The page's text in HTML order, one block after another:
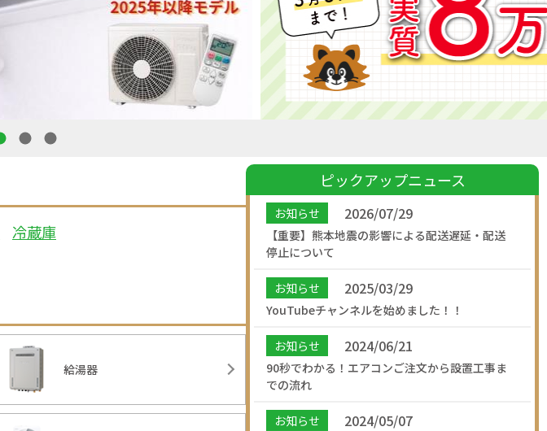
3 4 5
冷蔵庫
給湯器
ピックアップニュース
お知らせ 2026/07/29
【重要】熊本地震の影響による配送遅延・配送
停止について
お知らせ 2025/03/29
YouTubeチャンネルを始めました！！
お知らせ 2024/06/21
90秒でわかる！エアコンご注文から設置工事ま
での流れ
お知らせ 2024/05/07